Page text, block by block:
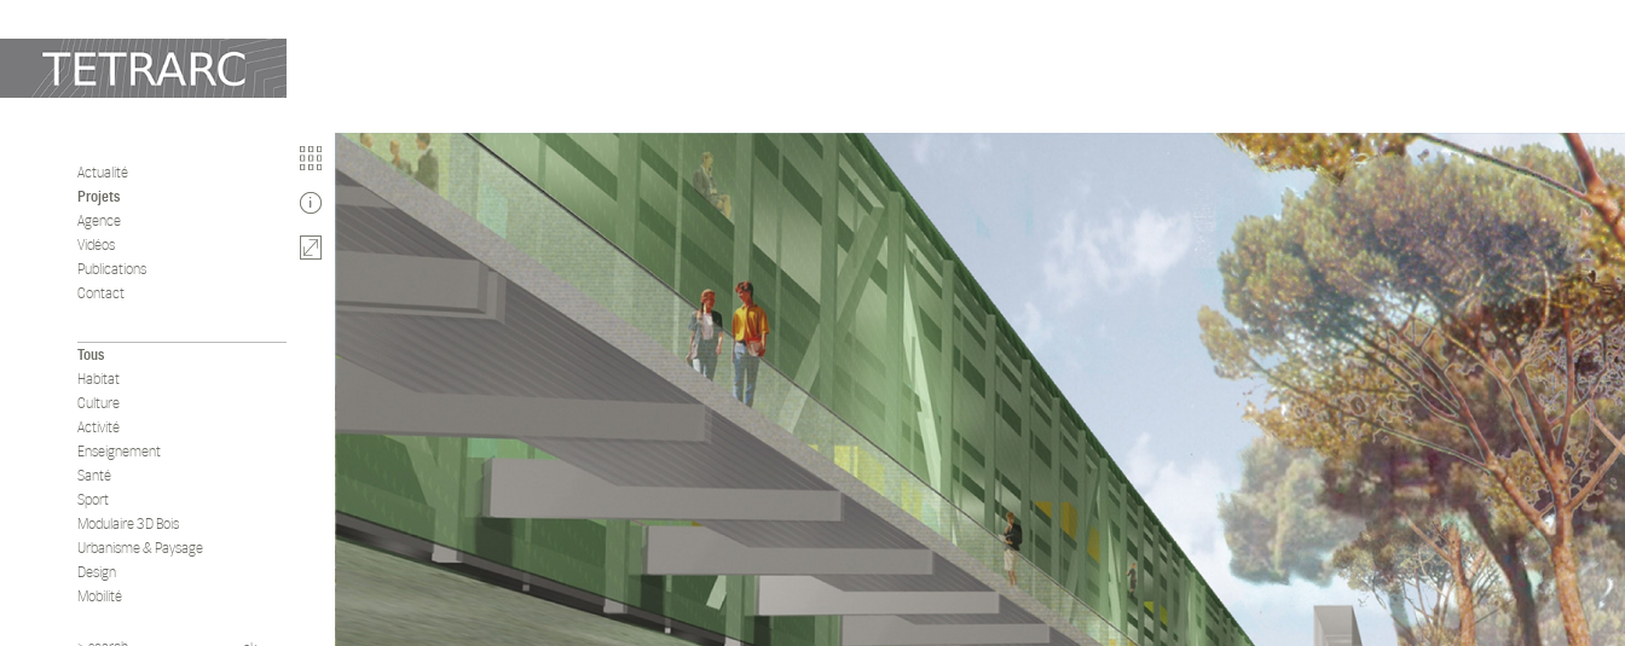
Actualité
Projets
Agence
Vidéos
Publications
Contact
Tous
Habitat
Culture
Activité
Enseignement
Santé
Sport
Modulaire 3D Bois
Urbanisme & Paysage
Design
Mobilité
QUARTIER GARE DE POITIERS
Programme
Etude de définition sur l’aménagement du quartier de la gare
et la création d’un pôle multimodal à Poitiers.
Poitiers (86)
Client
Société d’équipement du Poitou / Ville de Poitiers
Architectes
TETRARC architectes associés / LANCELOT & MEYNIEL
architectes mandataires